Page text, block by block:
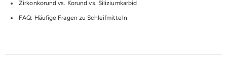
Zirkonkorund vs. Korund vs. Siliziumkarbid
FAQ: Häufige Fragen zu Schleifmitteln